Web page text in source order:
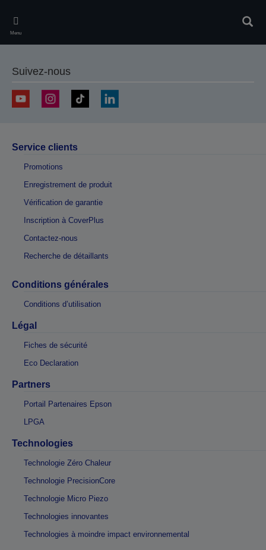
main
content
Menu
Suivez-nous
Service clients
Promotions
Enregistrement de produit
Vérification de garantie
Inscription à CoverPlus
Contactez-nous
Recherche de détaillants
Conditions générales
Conditions d’utilisation
Légal
Fiches de sécurité
Eco Declaration
Partners
Portail Partenaires Epson
LPGA
Technologies
Technologie Zéro Chaleur
Technologie PrecisionCore
Technologie Micro Piezo
Technologies innovantes
Technologies à moindre impact environnemental